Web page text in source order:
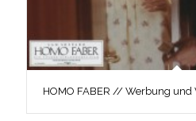
HOMO FABER // Werbung